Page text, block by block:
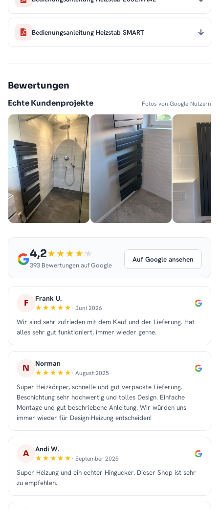
Bedienungsanleitung Heizstab SMART
Bewertungen
Echte Kundenprojekte Fotos von Google-Nutzern
4,2
393 Bewertungen auf Google
Auf Google ansehen
F Frank U.
· Juni 2026
Wir sind sehr zufrieden mit dem Kauf und der Lieferung. Hat
alles sehr gut funktioniert, immer wieder gerne.
N Norman
· August 2025
Super Heizkörper, schnelle und gut verpackte Lieferung.
Beschichtung sehr hochwertig und tolles Design. Einfache
Montage und gut beschriebene Anleitung. Wir würden uns
immer wieder für Design-Heizung entscheiden!
A Andi W.
· September 2025
Super Heizung und ein echter Hingucker. Dieser Shop ist sehr
zu empfehlen.